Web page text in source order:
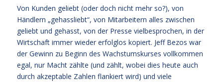
Von Kunden geliebt (oder doch nicht mehr so?), von
Händlern „gehassliebt“, von Mitarbeitern alles zwischen
geliebt und gehasst, von der Presse vielbesprochen, in der
Wirtschaft immer wieder erfolglos kopiert. Jeff Bezos war
der Gewinn zu Beginn des Wachstumskurses vollkommen
egal, nur Macht zählte (und zählt, wobei dies heute auch
durch akzeptable Zahlen flankiert wird) und viele